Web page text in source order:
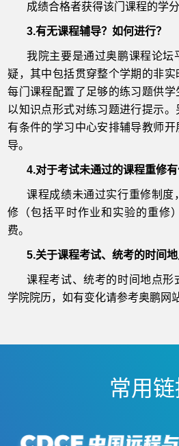
成绩合格者获得该门课程的学
3.有无课程辅导？如何进行？
我院主要是通过奥鹏课程论坛
疑，其中包括贯穿整个学期的非
每门课程配置了足够的练习题供
以知识点形式对练习题进行提示
有条件的学习中心安排辅导教师
导。
4.对于考试未通过的课程重修
课程成绩未通过实行重修制度
修（包括平时作业和实验的重修
费。
5.关于课程考试、统考的时间
课程考试、统考的时间地点形
学院院历，如有变化请参考奥鹏网
常用